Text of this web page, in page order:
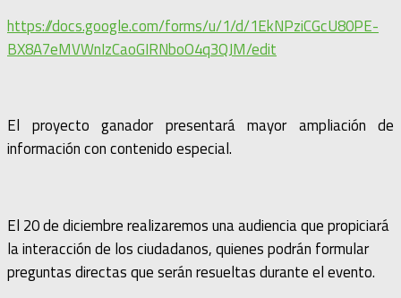
https://docs.google.com/forms/u/1/d/1EkNPziCGcU80PE-
BX8A7eMVWnIzCaoGIRNboO4q3QJM/edit
El proyecto ganador presentará mayor ampliación de
información con contenido especial.
El 20 de diciembre realizaremos una audiencia que propiciará
la interacción de los ciudadanos, quienes podrán formular
preguntas directas que serán resueltas durante el evento.